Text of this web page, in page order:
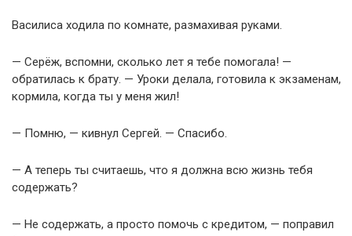
Василиса ходила по комнате, размахивая руками.
— Серёж, вспомни, сколько лет я тебе помогала! —
обратилась к брату. — Уроки делала, готовила к экзаменам,
кормила, когда ты у меня жил!
— Помню, — кивнул Сергей. — Спасибо.
— А теперь ты считаешь, что я должна всю жизнь тебя
содержать?
— Не содержать, а просто помочь с кредитом, — поправил